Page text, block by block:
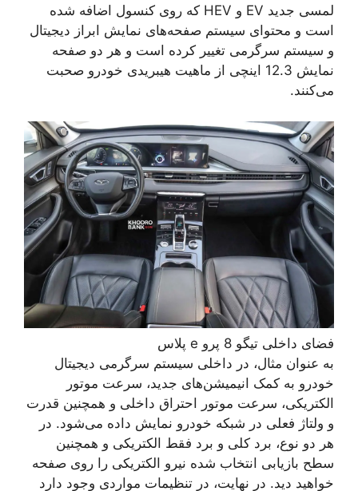
لمسی جدید EV و HEV که روی کنسول اضافه شده
است و محتوای سیستم صفحه‌های نمایش ابراز دیجیتال
و سیستم سرگرمی تغییر کرده است و هر دو صفحه
نمایش 12.3 اینچی از ماهیت هیبریدی خودرو صحبت
می‌کنند.
فضای داخلی تیگو 8 پرو e پلاس
به عنوان مثال، در داخلی سیستم سرگرمی دیجیتال
خودرو به کمک انیمیشن‌های جدید، سرعت موتور
الکتریکی، سرعت موتور احتراق داخلی و همچنین قدرت
و ولتاژ فعلی در شبکه خودرو نمایش داده می‌شود. در
هر دو نوع، برد کلی و برد فقط الکتریکی و همچنین
سطح بازیابی انتخاب شده نیرو الکتریکی را روی صفحه
خواهید دید. در نهایت، در تنظیمات مواردی وجود دارد